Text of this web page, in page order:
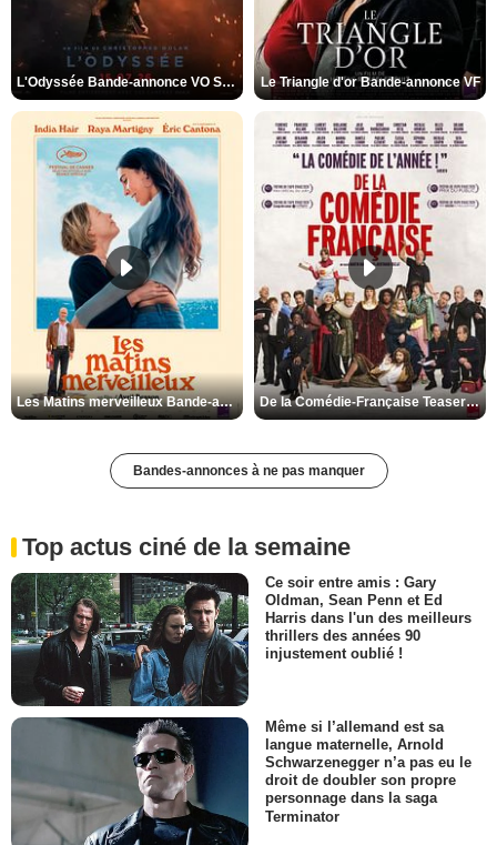
L'Odyssée Bande-annonce VO STFR Le Triangle d'or Bande-annonce VF
Les Matins merveilleux Bande-annonce VF De la Comédie-Française Teaser VF
Bandes-annonces à ne pas manquer
Top actus ciné de la semaine
Ce soir entre amis : Gary
Oldman, Sean Penn et Ed
Harris dans l'un des meilleurs
thrillers des années 90
injustement oublié !
Même si l’allemand est sa
langue maternelle, Arnold
Schwarzenegger n’a pas eu le
droit de doubler son propre
personnage dans la saga
Terminator